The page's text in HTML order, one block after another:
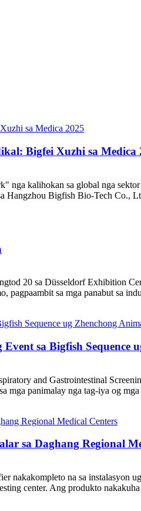
Bigfei Xuzhi sa Medica
nga kalihokan sa global nga
Hangzhou Bigfish Bio-Tech Co.,
20 sa Düsseldorf Exhibition
pagpaambit sa mga panabut sa
sa Bigfish Sequence
and Gastrointestinal
mga panimalay nga tag-iya og
sa Daghang Regional
nakakompleto na sa instalasyon
center. Ang produkto